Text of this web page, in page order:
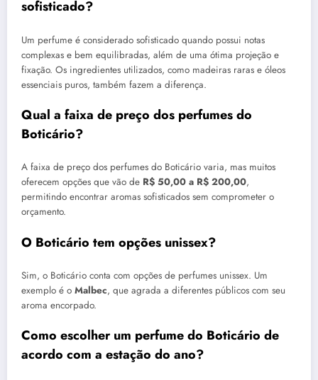
sofisticado?
Um perfume é considerado sofisticado quando possui notas
complexas e bem equilibradas, além de uma ótima projeção e
fixação. Os ingredientes utilizados, como madeiras raras e óleos
essenciais puros, também fazem a diferença.
Qual a faixa de preço dos perfumes do
Boticário?
A faixa de preço dos perfumes do Boticário varia, mas muitos
oferecem opções que vão de R$ 50,00 a R$ 200,00,
permitindo encontrar aromas sofisticados sem comprometer o
orçamento.
O Boticário tem opções unissex?
Sim, o Boticário conta com opções de perfumes unissex. Um
exemplo é o Malbec, que agrada a diferentes públicos com seu
aroma encorpado.
Como escolher um perfume do Boticário de
acordo com a estação do ano?